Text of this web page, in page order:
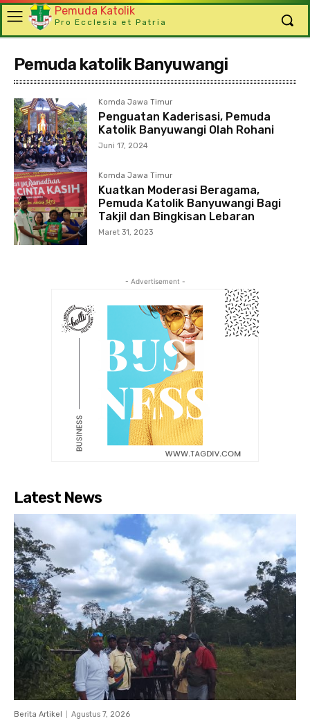
Pemuda Katolik
Pro Ecclesia et Patria
Pemuda katolik Banyuwangi
Komda Jawa Timur
Penguatan Kaderisasi, Pemuda
Katolik Banyuwangi Olah Rohani
Juni 17, 2024
Komda Jawa Timur
Kuatkan Moderasi Beragama,
Pemuda Katolik Banyuwangi Bagi
Takjil dan Bingkisan Lebaran
Maret 31, 2023
- Advertisement -
Latest News
Berita Artikel Agustus 7, 2026